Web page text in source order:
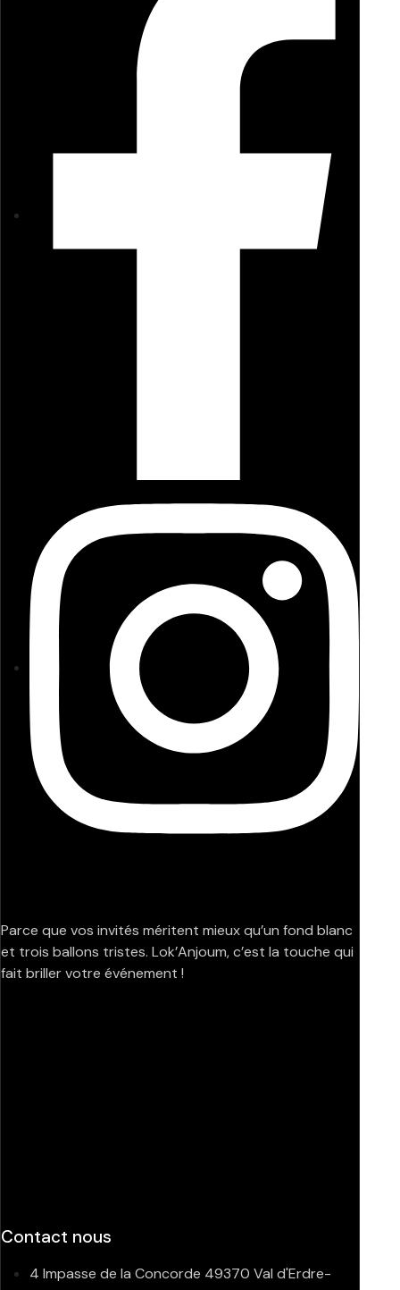
Parce que vos invités méritent mieux qu’un fond blanc
et trois ballons tristes. Lok’Anjoum, c’est la touche qui
fait briller votre événement !
Contact nous
4 Impasse de la Concorde 49370 Val d'Erdre-